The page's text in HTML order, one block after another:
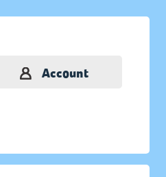
Account